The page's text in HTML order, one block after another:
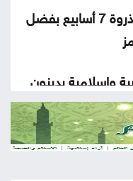
الذهب يلامس ذروة 7 أسابيع بفضل
وإسلامية يدينون
المتواصلة في غزة
حذر بشأن نتائج